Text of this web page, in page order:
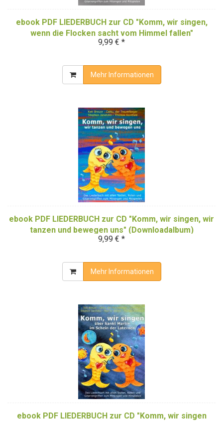
ebook PDF LIEDERBUCH zur CD "Komm, wir singen,
wenn die Flocken sacht vom Himmel fallen"
(Downloadalbum)
9,99 € *
Mehr Informationen
ebook PDF LIEDERBUCH zur CD "Komm, wir singen, wir
tanzen und bewegen uns" (Downloadalbum)
9,99 € *
Mehr Informationen
ebook PDF LIEDERBUCH zur CD "Komm, wir singen